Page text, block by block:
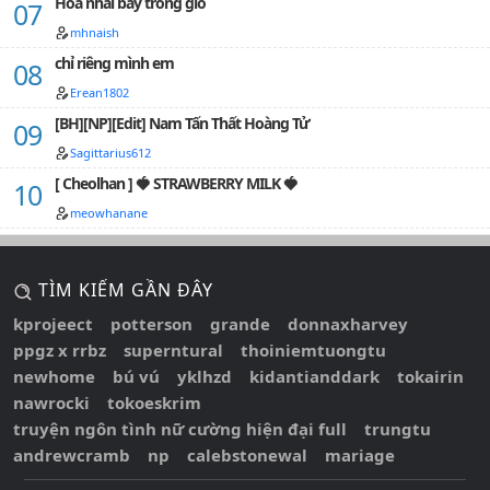
mhnaish
chỉ riêng mình em
Erean1802
[BH][NP][Edit] Nam Tấn Thất Hoàng Tử
Sagittarius612
[ Cheolhan ] 🍓 STRAWBERRY MILK 🍓
meowhanane
TÌM KIẾM GẦN ĐÂY
kprojeect potterson grande
donnaxharvey
ppgz x rrbz
superntural
thoiniemtuongtu
newhome
bú vú yklhzd kidantianddark
tokairin
nawrocki
tokoeskrim
truyện ngôn tình nữ cường hiện đại full
trungtu
andrewcramb
np calebstonewal mariage